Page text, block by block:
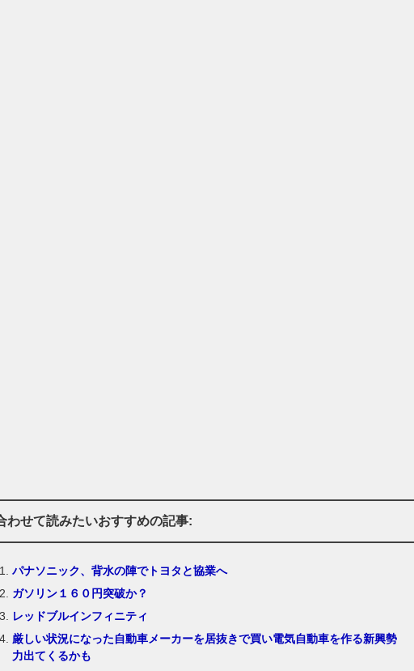
わせて読みたいおすすめの記事:
パナソニック、背水の陣でトヨタと協業へ
ガソリン１６０円突破か？
レッドブルインフィニティ
厳しい状況になった自動車メーカーを居抜きで買い電気自動車を作る新興勢
力出てくるかも